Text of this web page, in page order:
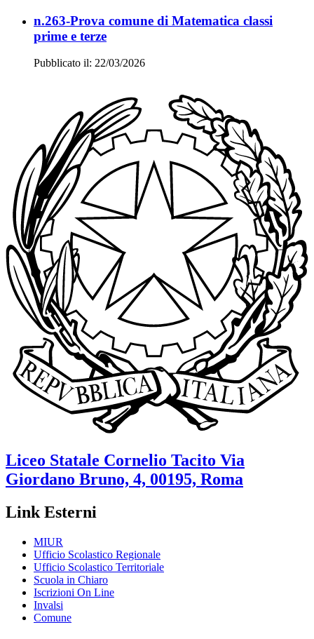
n.263-Prova comune di Matematica classi
prime e terze
Pubblicato il: 22/03/2026
Liceo Statale Cornelio Tacito Via
Giordano Bruno, 4, 00195, Roma
Link Esterni
MIUR
Ufficio Scolastico Regionale
Ufficio Scolastico Territoriale
Scuola in Chiaro
Iscrizioni On Line
Invalsi
Comune